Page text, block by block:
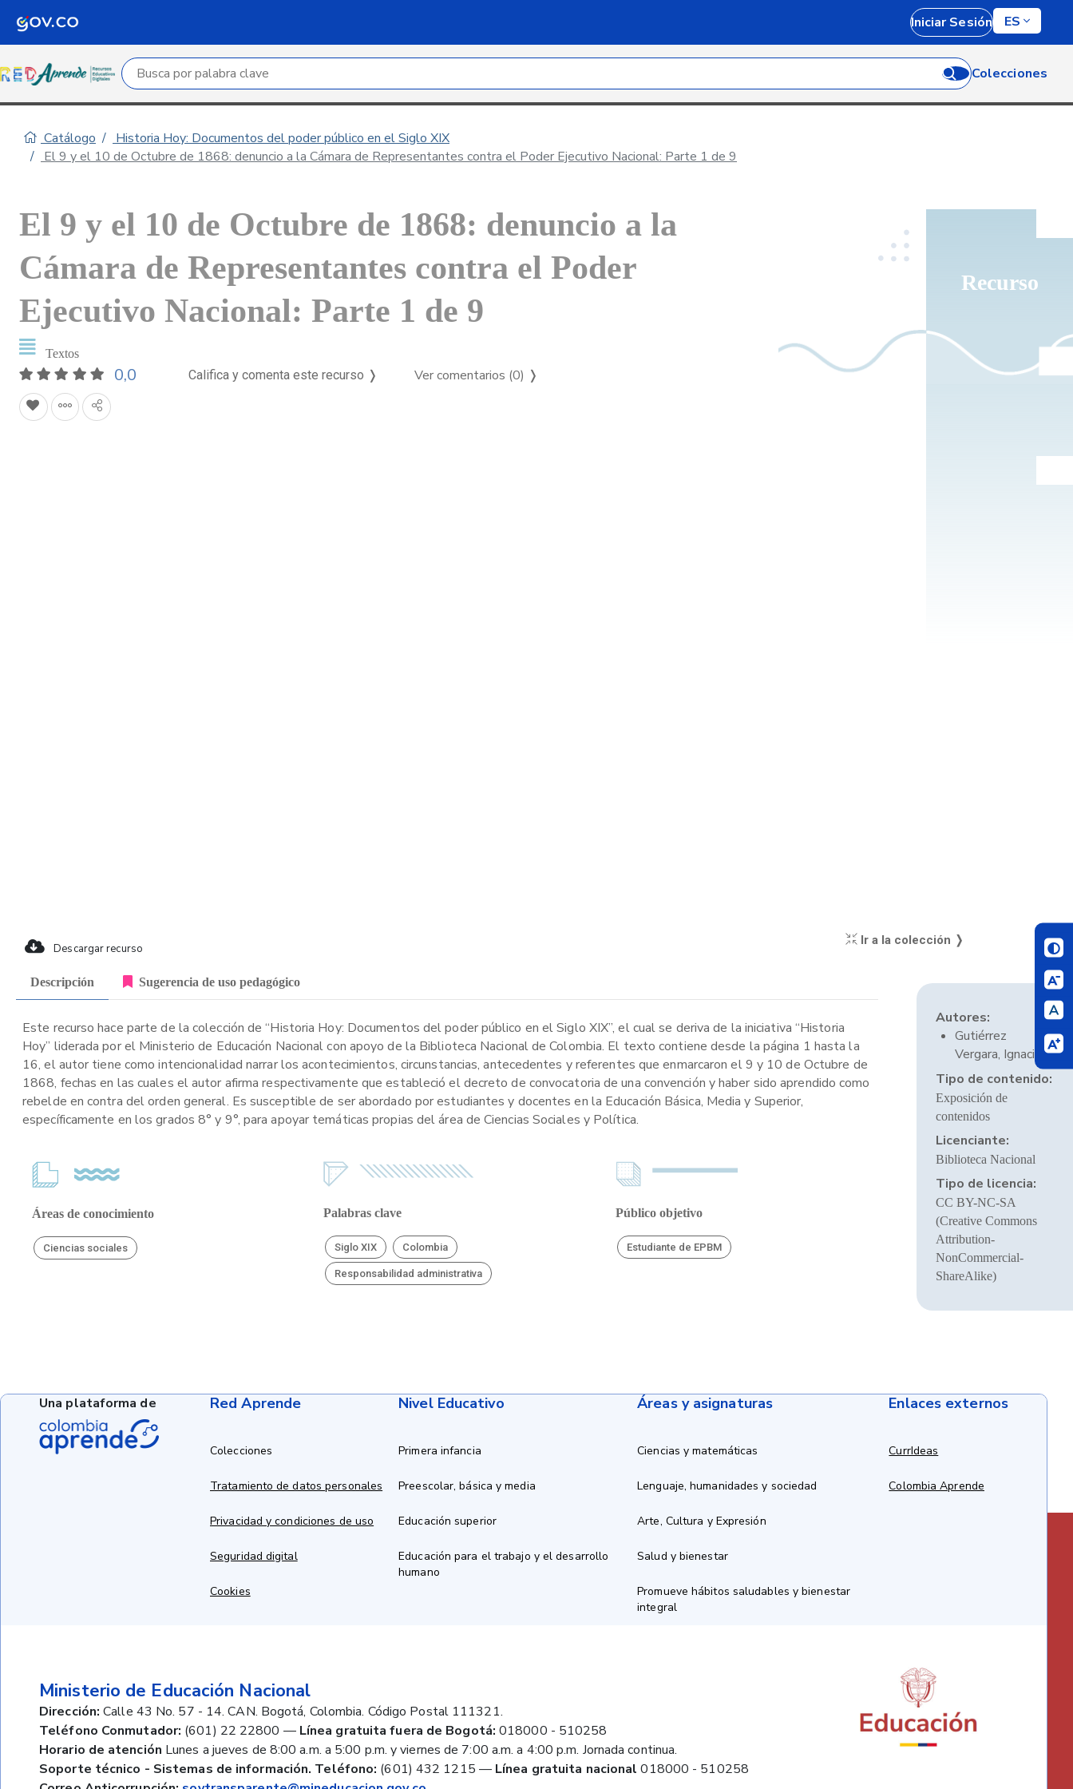
Iniciar Sesión ES
Campo de búsqueda por palabra clave Colecciones
Catálogo
Historia Hoy: Documentos del poder público en el Siglo XIX
El 9 y el 10 de Octubre de 1868: denuncio a la Cámara de Representantes contra el Poder Ejecutivo Nacional: Parte 1 de 9
Recurso
El 9 y el 10 de Octubre de 1868: denuncio a la
Cámara de Representantes contra el Poder
Ejecutivo Nacional: Parte 1 de 9
Textos
0,0 Califica y comenta este recurso ❭ Ver comentarios (0) ❭
Descargar recurso
Ir a la colección ❭
Descripción Sugerencia de uso pedagógico
Este recurso hace parte de la colección de “Historia Hoy: Documentos del poder público en el Siglo XIX”, el cual se deriva de la iniciativa “Historia
Hoy” liderada por el Ministerio de Educación Nacional con apoyo de la Biblioteca Nacional de Colombia. El texto contiene desde la página 1 hasta la
16, el autor tiene como intencionalidad narrar los acontecimientos, circunstancias, antecedentes y referentes que enmarcaron el 9 y 10 de Octubre de
1868, fechas en las cuales el autor afirma respectivamente que estableció el decreto de convocatoria de una convención y haber sido aprendido como
rebelde en contra del orden general. Es susceptible de ser abordado por estudiantes y docentes en la Educación Básica, Media y Superior,
específicamente en los grados 8° y 9°, para apoyar temáticas propias del área de Ciencias Sociales y Política.
Áreas de conocimiento
Ciencias sociales
Palabras clave
Siglo XIX Colombia
Responsabilidad administrativa
Público objetivo
Estudiante de EPBM
Autores:
Gutiérrez
Vergara, Ignacio
Tipo de contenido:
Exposición de
contenidos
Licenciante:
Biblioteca Nacional
Tipo de licencia:
CC BY-NC-SA
(Creative Commons
Attribution-
NonCommercial-
ShareAlike)
Red Aprende
Colecciones
Tratamiento de datos personales
Privacidad y condiciones de uso
Seguridad digital
Cookies
Nivel Educativo
Primera infancia
Preescolar, básica y media
Educación superior
Educación para el trabajo y el desarrollo
humano
Áreas y asignaturas
Ciencias y matemáticas
Lenguaje, humanidades y sociedad
Arte, Cultura y Expresión
Salud y bienestar
Promueve hábitos saludables y bienestar
integral
Enlaces externos
CurrIdeas
Colombia Aprende
Ministerio de Educación Nacional
Dirección: Calle 43 No. 57 - 14. CAN. Bogotá, Colombia. Código Postal 111321.
Teléfono Conmutador: (601) 22 22800 — Línea gratuita fuera de Bogotá: 018000 - 510258
Horario de atención Lunes a jueves de 8:00 a.m. a 5:00 p.m. y viernes de 7:00 a.m. a 4:00 p.m. Jornada continua.
Soporte técnico - Sistemas de información. Teléfono: (601) 432 1215 — Línea gratuita nacional 018000 - 510258
Una plataforma de